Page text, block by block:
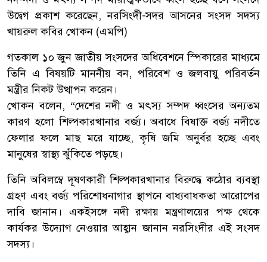
উদ্বেগ প্রকাশ করেছেন, নরসিংদী-সদর আসনের সংসদ সদস্য
খায়রুল কবির খোকন (এমপি)
গতকাল ১০ জুন জাতীয় সংসদের অধিবেশনে স্পিকারের মাধ্যমে
তিনি এ বিষয়টি মাননীয় বন, পরিবেশ ও জলবায়ু পরিবর্তন
মন্ত্রীর নিকট উত্থাপন করেন।
খোকন বলেন, “দেশের নদী ও মৎস্য সম্পদ ধ্বংসের অন্যতম
কারণ হলো শিল্পকারখানার বর্জ্য। অবাধে বিষাক্ত বর্জ্য নদীতে
ফেলার ফলে মাছ মরে যাচ্ছে, কৃষি জমি অনুর্বর হচ্ছে এবং
মানুষের স্বাস্থ্য ঝুঁকিতে পড়ছে।
তিনি অবিলম্বে দূষণকারী শিল্পকারখানার বিরুদ্ধে কঠোর ব্যবস্থা
গ্রহণ এবং বর্জ্য পরিশোধনাগার স্থাপনে বাধ্যবাধকতা আরোপের
দাবি জানান। একইসঙ্গে নদী রক্ষায় মন্ত্রণালয়ের পক্ষ থেকে
কার্যকর উদ্যোগ নেওয়ার আহ্বান জানান নরসিংদীর এই সংসদ
সদস্য।